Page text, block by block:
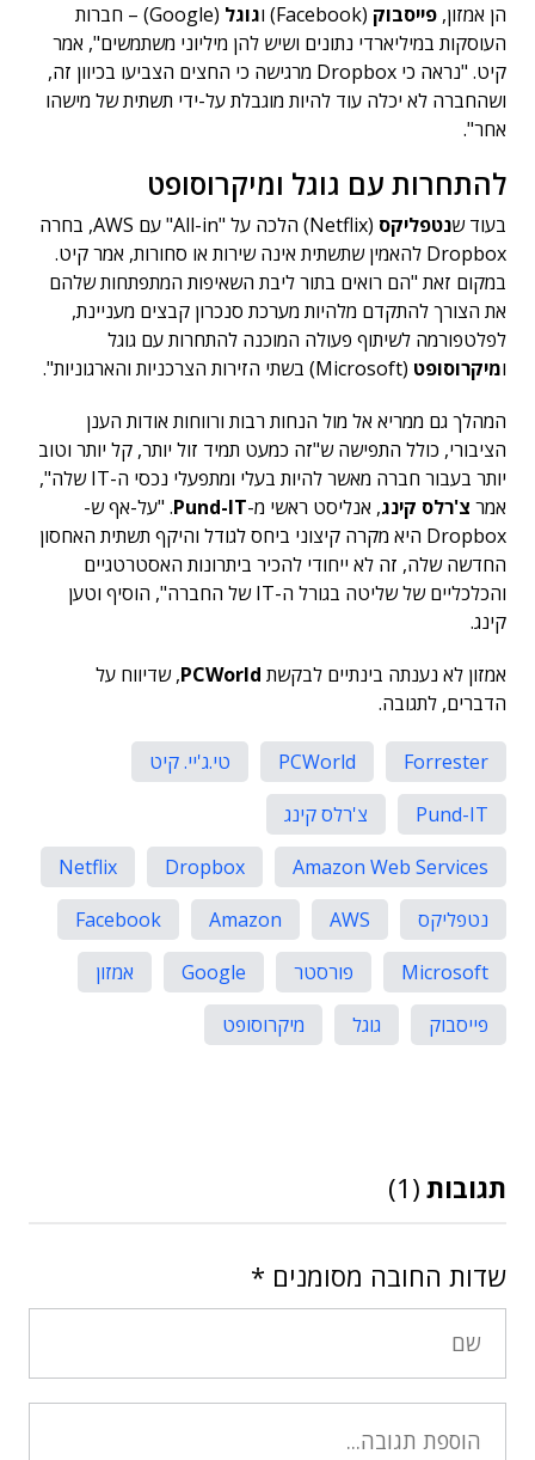
הן אמזון, פייסבוק (Facebook) ו גוגל
(Google) – חברות
העוסקות במיליארדי נתונים ושיש להן מיליוני משתמשים", אמר
קיט. "נראה כי Dropbox מרגישה כי החצים הצביעו בכיוון זה,
ושהחברה לא יכלה עוד להיות מוגבלת על-ידי תשתית של מישהו
אחר".
להתחרות עם גוגל ומיקרוסופט
בעוד שנטפליקס
(Netflix) הלכה על "All-in" עם AWS, בחרה
Dropbox להאמין שתשתית אינה שירות או סחורות, אמר קיט.
במקום זאת "הם רואים בתור ליבת השאיפות המתפתחות שלהם
את הצורך להתקדם מלהיות מערכת סנכרון קבצים מעניינת,
לפלטפורמה לשיתוף פעולה המוכנה להתחרות עם גוגל
ומיקרוסופט (Microsoft) בשתי הזירות הצרכניות והארגוניות".
המהלך גם ממריא אל מול הנחות רבות ורווחות אודות הענן
הציבורי, כולל התפישה ש"זה כמעט תמיד זול יותר, קל יותר וטוב
יותר בעבור חברה מאשר להיות בעלי ומתפעלי נכסי ה-IT שלה",
אמר צ'רלס קינג, אנליסט ראשי מ-Pund-IT. "על-אף ש-
Dropbox היא מקרה קיצוני ביחס לגודל והיקף תשתית האחסון
החדשה שלה, זה לא ייחודי להכיר ביתרונות האסטרטגיים
והכלכליים של שליטה בגורל ה-IT של החברה", הוסיף וטען
קינג.
אמזון לא נענתה בינתיים לבקשת PCWorld, שדיווח על
הדברים, לתגובה.
Forrester
PCWorld
טי.ג'יי. קיט
Pund-IT
צ'רלס קינג
Amazon Web Services
Dropbox
Netflix
נטפליקס
AWS
Amazon
Facebook
Microsoft
פורסטר Google
אמזון
פייסבוק
גוגל מיקרוסופט
תגובות (1)
שדות החובה מסומנים *